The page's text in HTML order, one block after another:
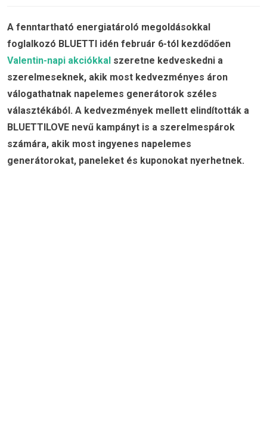
A fenntartható energiatároló megoldásokkal
foglalkozó BLUETTI idén február 6-tól kezdődően
Valentin-napi akciókkal szeretne kedveskedni a
szerelmeseknek, akik most kedvezményes áron
válogathatnak napelemes generátorok széles
választékából. A kedvezmények mellett elindították a
BLUETTILOVE nevű kampányt is a szerelmespárok
számára, akik most ingyenes napelemes
generátorokat, paneleket és kuponokat nyerhetnek.